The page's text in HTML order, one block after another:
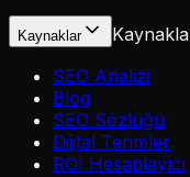
Kaynaklar
SEO Analizi
Blog
SEO Sözlüğü
Dijital Terimler
ROI Hesaplayıcı